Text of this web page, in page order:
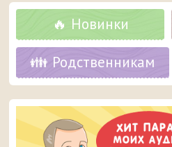
🔥 Новинки
👪 Родственникам